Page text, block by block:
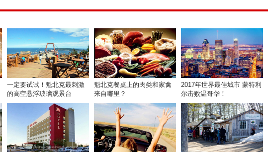
一定要试试！魁北克最刺激
的高空悬浮玻璃观景台
魁北克餐桌上的肉类和家禽
来自哪里？
2017年世界最佳城市 蒙特利
尔击败温哥华！